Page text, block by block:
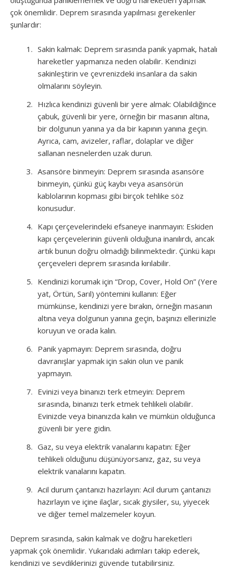
çok önemlidir. Deprem sırasında yapılması gerekenler
şunlardır:
Sakin kalmak: Deprem sırasında panik yapmak, hatalı
hareketler yapmanıza neden olabilir. Kendinizi
sakinleştirin ve çevrenizdeki insanlara da sakin
olmalarını söyleyin.
Hızlıca kendinizi güvenli bir yere almak: Olabildiğince
çabuk, güvenli bir yere, örneğin bir masanın altına,
bir dolgunun yanına ya da bir kapının yanına geçin.
Ayrıca, cam, avizeler, raflar, dolaplar ve diğer
sallanan nesnelerden uzak durun.
Asansöre binmeyin: Deprem sırasında asansöre
binmeyin, çünkü güç kaybı veya asansörün
kablolarının kopması gibi birçok tehlike söz
konusudur.
Kapı çerçevelerindeki efsaneye inanmayın: Eskiden
kapı çerçevelerinin güvenli olduğuna inanılırdı, ancak
artık bunun doğru olmadığı bilinmektedir. Çünkü kapı
çerçeveleri deprem sırasında kırılabilir.
Kendinizi korumak için “Drop, Cover, Hold On” (Yere
yat, Örtün, Sarıl) yöntemini kullanın: Eğer
mümkünse, kendinizi yere bırakın, örneğin masanın
altına veya dolgunun yanına geçin, başınızı ellerinizle
koruyun ve orada kalın.
Panik yapmayın: Deprem sırasında, doğru
davranışlar yapmak için sakin olun ve panik
yapmayın.
Evinizi veya binanızı terk etmeyin: Deprem
sırasında, binanızı terk etmek tehlikeli olabilir.
Evinizde veya binanızda kalın ve mümkün olduğunca
güvenli bir yere gidin.
Gaz, su veya elektrik vanalarını kapatın: Eğer
tehlikeli olduğunu düşünüyorsanız, gaz, su veya
elektrik vanalarını kapatın.
Acil durum çantanızı hazırlayın: Acil durum çantanızı
hazırlayın ve içine ilaçlar, sıcak giysiler, su, yiyecek
ve diğer temel malzemeler koyun.
Deprem sırasında, sakin kalmak ve doğru hareketleri
yapmak çok önemlidir. Yukarıdaki adımları takip ederek,
kendinizi ve sevdiklerinizi güvende tutabilirsiniz.